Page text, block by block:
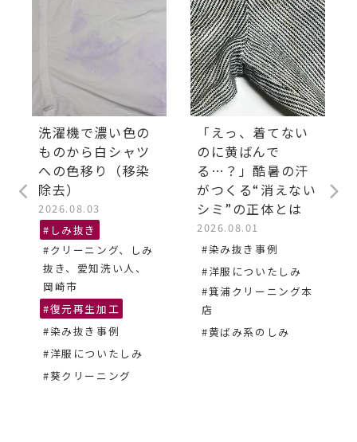
洗濯機で濃い色の
ものから白シャツ
への色移り（移染
除去）
2026.08.03
#しみ抜き
#クリーニング、しみ
抜き、愛知洗い人、
岡崎市
#復元再生加工
#染み抜き事例
#洋服についたしみ
#葵クリーニング
「えっ、着てない
のに黄ばんで
る…？」酷暑の汗
がつくる“消えない
シミ”の正体とは
2026.08.01
#染み抜き事例
#洋服についたしみ
#箕浦クリーニング本
店
#黄ばみ系のしみ